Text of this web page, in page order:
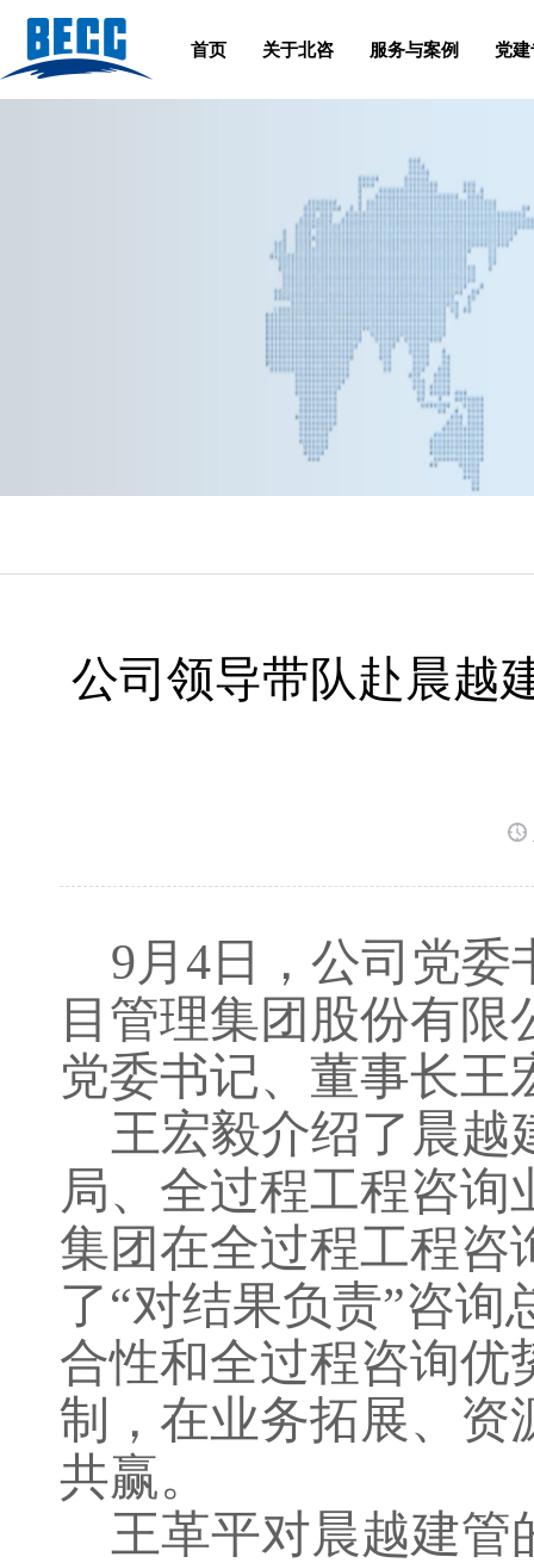
首页 关于北咨 服务与案例 党
公司领导带队赴晨越
9月4日，公司党
目管理集团股份有限
党委书记、董事长王
王宏毅介绍了晨越
局、全过程工程咨
集团在全过程工程咨
了“对结果负责”咨询
合性和全过程咨询优
制
， 在业务拓展、资
共赢。
王革平对晨越建管